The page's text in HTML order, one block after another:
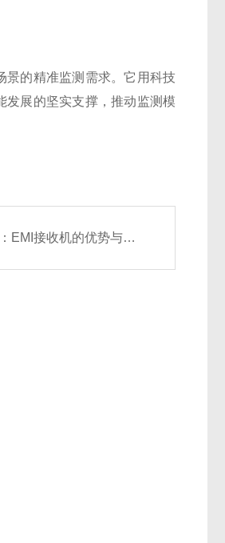
的精准监测需求。它用科技
发展的坚实支撑，推动监测模
接收机的优势与功能